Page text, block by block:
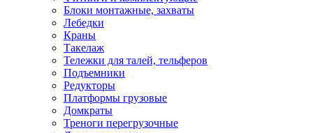
Блоки монтажные, захваты
Лебедки
Краны
Такелаж
Тележки для талей, тельферов
Подъемники
Редукторы
Платформы грузовые
Домкраты
Треноги перегрузочные